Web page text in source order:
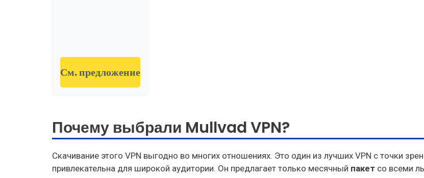
См. предложение
Почему выбрали Mullvad VPN?
Скачивание этого VPN выгодно во многих отношениях. Это один из лучших VPN с точки
привлекательна для широкой аудитории. Он предлагает только месячный пакет со всеми